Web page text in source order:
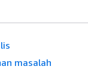
masalah